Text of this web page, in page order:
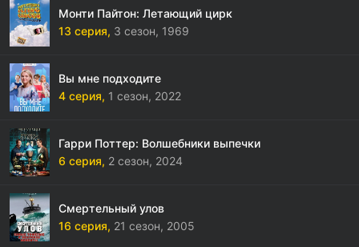
Монти Пайтон: Летающий цирк
13 серия, 3 сезон, 1969
Вы мне подходите
4 серия, 1 сезон, 2022
Гарри Поттер: Волшебники выпечки
6 серия, 2 сезон, 2024
Смертельный улов
16 серия, 21 сезон, 2005